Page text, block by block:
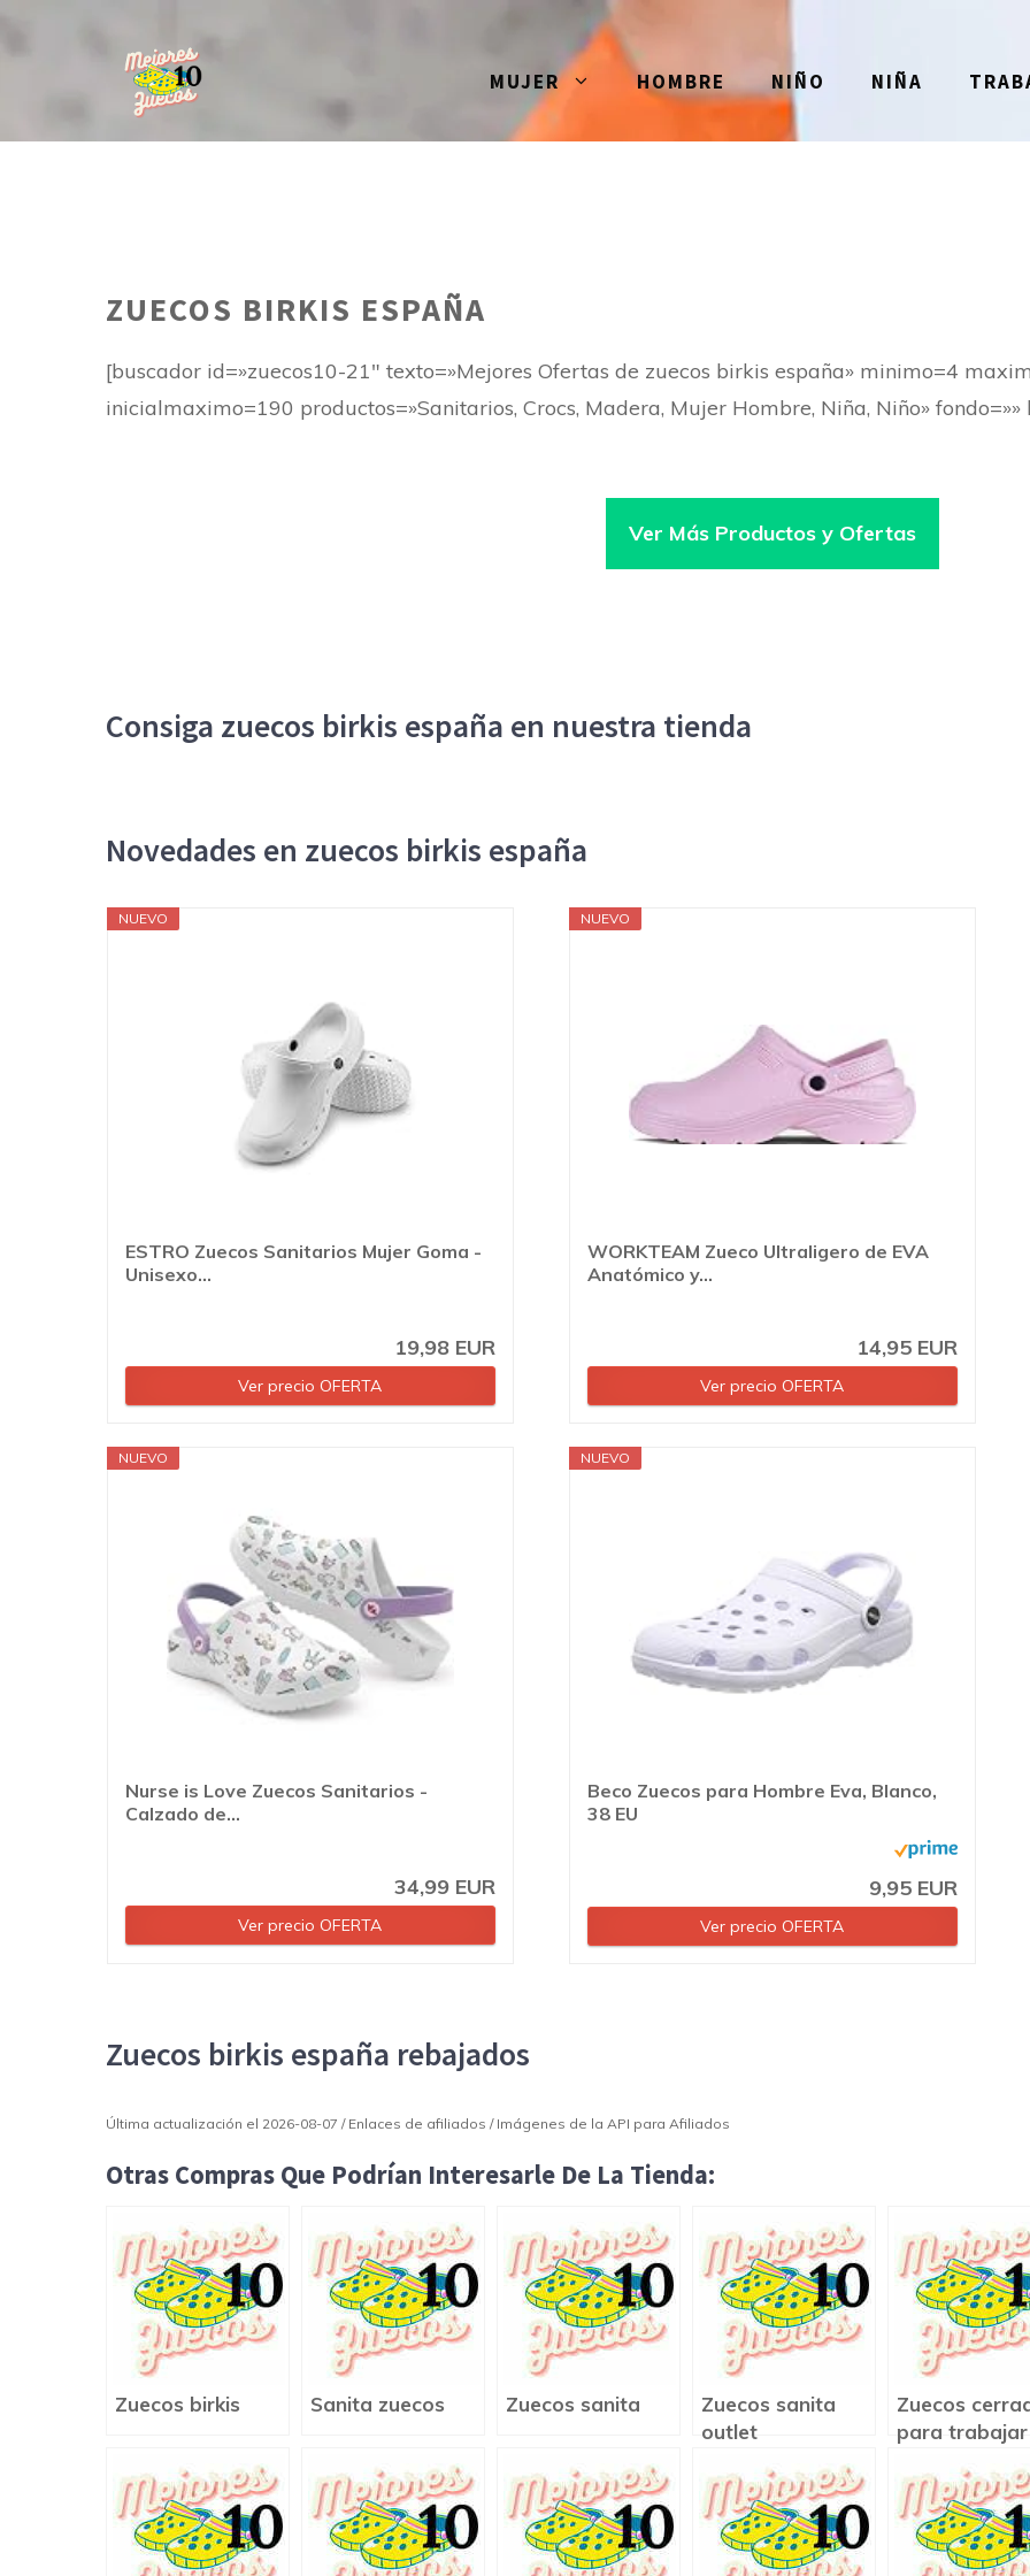
al
MUJER HOMBRE NIÑO NIÑA
ZUECOS BIRKIS ESPAÑA
[buscador id=»zuecos10-21″ texto=»Mejores Ofertas de zuecos birkis españa» minimo=4
inicialmaximo=190 productos=»Sanitarios, Crocs, Madera, Mujer Hombre, Niña, Niño» fondo=»»
Ver Más Productos y Ofertas
Consiga zuecos birkis españa en nuestra tienda
Novedades en zuecos birkis españa
NUEVO
ESTRO Zuecos Sanitarios Mujer Goma -
Unisexo...
19,98 EUR
Ver precio OFERTA
NUEVO
WORKTEAM Zueco Ultraligero de EVA
Anatómico y...
14,95 EUR
Ver precio OFERTA
NUEVO
Nurse is Love Zuecos Sanitarios -
Calzado de...
34,99 EUR
Ver precio OFERTA
NUEVO
Beco Zuecos para Hombre Eva, Blanco,
38 EU
9,95 EUR
Ver precio OFERTA
Zuecos birkis españa rebajados
Última actualización el 2026-08-07 / Enlaces de afiliados / Imágenes de la API para Afiliados
Otras Compras Que Podrían Interesarle De La Tienda:
Zuecos birkis Sanita zuecos Zuecos sanita
Zuecos sanita
outlet
Zuecos
para trabajar